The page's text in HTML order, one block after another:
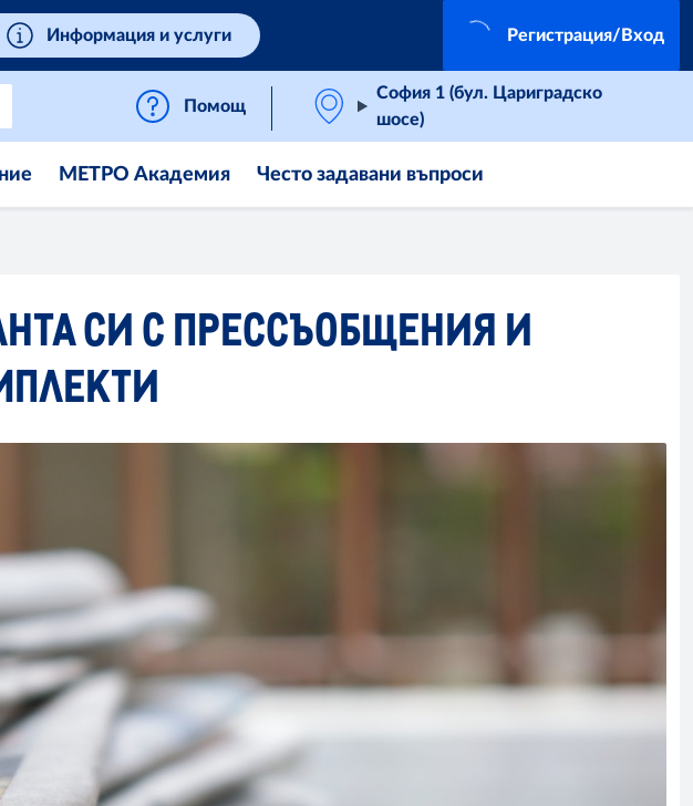
Информация и услуги Регистрация/Вход
Помощ
София 1 (бул. Цариградско
шосе)
МЕТРО Академия Често задавани въпроси
СИ С ПРЕССЪОБЩЕНИЯ И